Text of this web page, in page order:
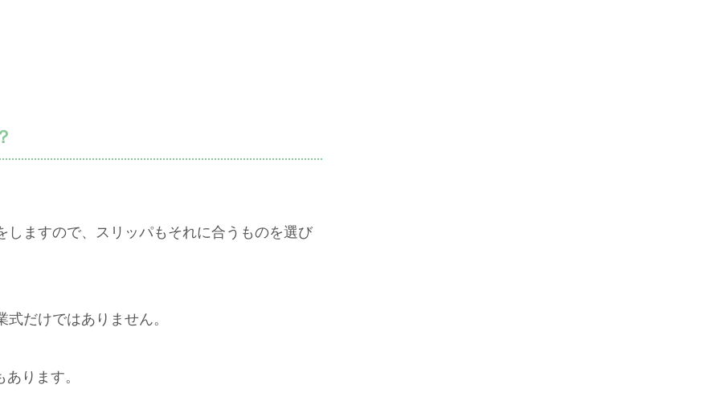
ますので、スリッパもそれに合うものを選び
だけではありません。
ります。